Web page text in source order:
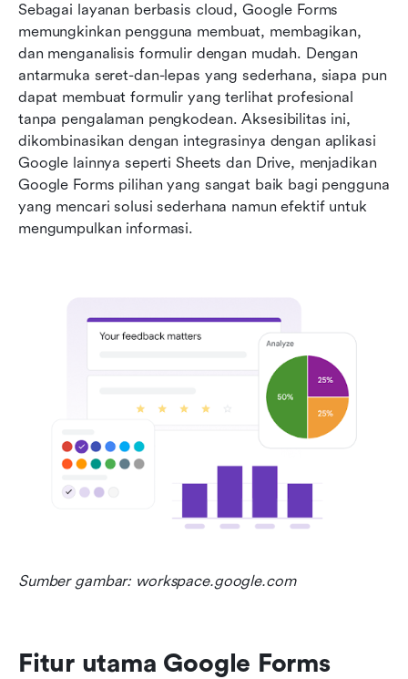
Sebagai layanan berbasis cloud, Google Forms
memungkinkan pengguna membuat, membagikan,
dan menganalisis formulir dengan mudah. Dengan
antarmuka seret-dan-lepas yang sederhana, siapa pun
dapat membuat formulir yang terlihat profesional
tanpa pengalaman pengkodean. Aksesibilitas ini,
dikombinasikan dengan integrasinya dengan aplikasi
Google lainnya seperti Sheets dan Drive, menjadikan
Google Forms pilihan yang sangat baik bagi pengguna
yang mencari solusi sederhana namun efektif untuk
mengumpulkan informasi.
Sumber gambar: workspace.google.com
Fitur utama Google Forms